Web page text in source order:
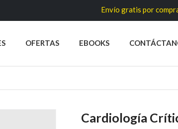
Envío gratis por compras
OFERTAS EBOOKS
Cardiología